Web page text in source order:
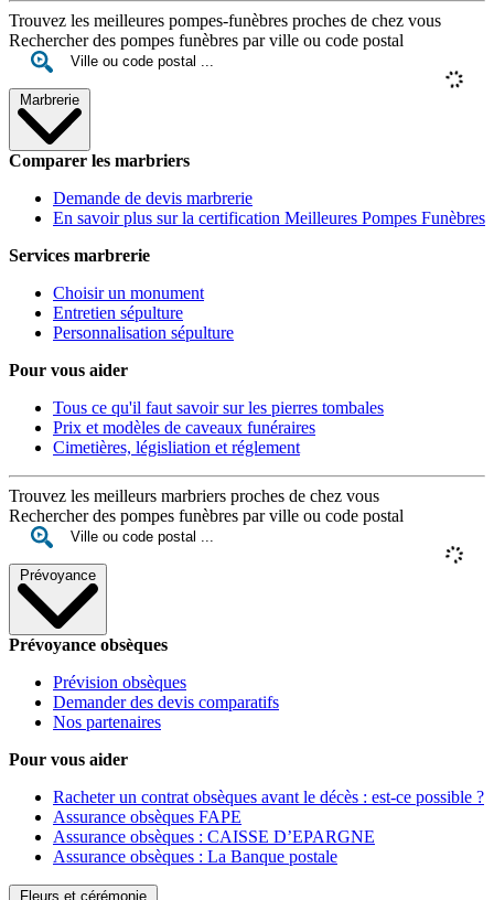
Trouvez les meilleures pompes-funèbres proches de chez vous
Rechercher des pompes funèbres par ville ou code postal
Marbrerie
Comparer les marbriers
Demande de devis marbrerie
En savoir plus sur la certification Meilleures Pompes Funèbres
Services marbrerie
Choisir un monument
Entretien sépulture
Personnalisation sépulture
Pour vous aider
Tous ce qu'il faut savoir sur les pierres tombales
Prix et modèles de caveaux funéraires
Cimetières, législiation et réglement
Trouvez les meilleurs marbriers proches de chez vous
Rechercher des pompes funèbres par ville ou code postal
Prévoyance
Prévoyance obsèques
Prévision obsèques
Demander des devis comparatifs
Nos partenaires
Pour vous aider
Racheter un contrat obsèques avant le décès : est-ce possible ?
Assurance obsèques FAPE
Assurance obsèques : CAISSE D’EPARGNE
Assurance obsèques : La Banque postale
Fleurs et cérémonie